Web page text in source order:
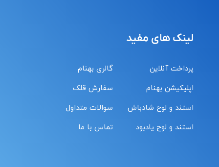
لینک های مفید
پرداخت آنلاین
اپلیکیشن بهنام
استند و لوح شادباش
استند و لوح یادبود
گالری بهنام
سفارش قلک
سوالات متداول
تماس با ما